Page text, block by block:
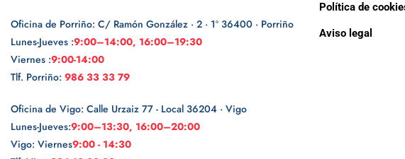
Oficina de Porriño: C/ Ramón González · 2 · 1º 36400 · Porriño
Lunes-Jueves :9:00–14:00, 16:00–19:30
Viernes :9:00-14:00
Tlf. Porriño: 986 33 33 79
Oficina de Vigo: Calle Urzaiz 77 - Local 36204 · Vigo
Lunes-Jueves:9:00–13:30, 16:00–20:00
Vigo: Viernes9:00 - 14:30
Política de
Aviso legal